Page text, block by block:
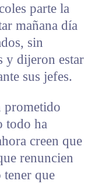
parte la
mañana día
sin
y dijeron estar
sus jefes.
prometido
todo ha
creen que
renuncien
que